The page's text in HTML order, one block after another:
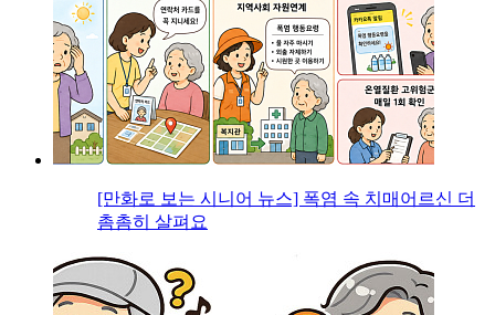
[만화로 보는 시니어 뉴스] 폭염 속 치매어르신 더
촘촘히 살펴요